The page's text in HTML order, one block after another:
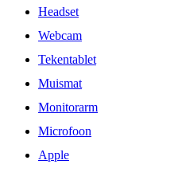
Headset
Webcam
Tekentablet
Muismat
Monitorarm
Microfoon
Apple